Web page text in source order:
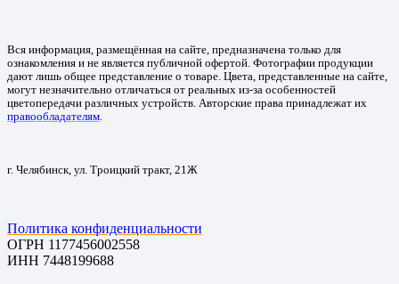
Вся информация, размещённая на сайте, предназначена только для
ознакомления и не является публичной офертой. Фотографии продукции
дают лишь общее представление о товаре. Цвета, представленные на сайте,
могут незначительно отличаться от реальных из-за особенностей
цветопередачи различных устройств. Авторские права принадлежат их
правообладателям
г. Челябинск, ул. Троицкий тракт, 21Ж
Политика конфиденциальности
ОГРН 1177456002558
ИНН 7448199688